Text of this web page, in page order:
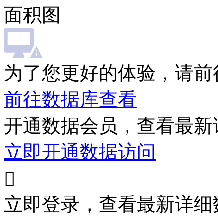
面积图
为了您更好的体验，请
前往数据库查看
开通数据会员，查看最
立即开通数据访问

立即登录，查看最新详细